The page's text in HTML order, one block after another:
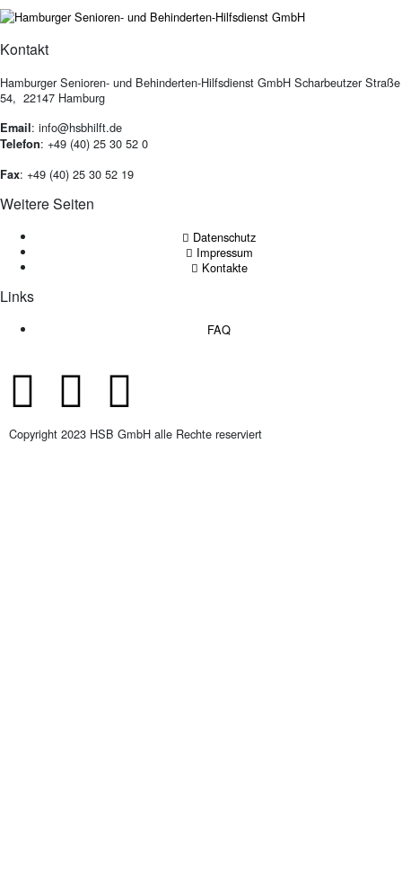
Kontakt
Hamburger Senioren- und Behinderten-Hilfsdienst GmbH Scharbeutzer Straße
54, 22147 Hamburg
Email: info@hsbhilft.de
Telefon: +49 (40) 25 30 52 0
Fax: +49 (40) 25 30 52 19
Weitere Seiten
Datenschutz
Impressum
Kontakte
Links
FAQ
Copyright 2023 HSB GmbH alle Rechte reserviert